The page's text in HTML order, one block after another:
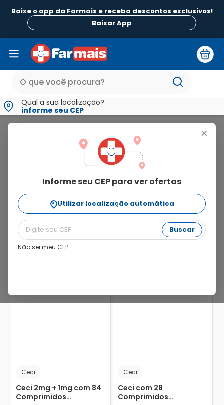
Baixe o app da Farmais e receba descontos exclusivos!
Baixar App
Qual a sua localização?
informe seu CEP
+
Informe seu CEP para ver ofertas
Utilizar localização automática
Buscar
Não sei meu CEP
Ordenar Por
relevância
Ceci
Ceci 2mg + 1mg com 84
Comprimidos
Ceci
Ceci com 28
Comprimidos